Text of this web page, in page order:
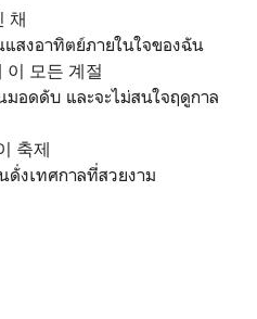
채
สงอาทิตย์ภายในใจของฉัน
이 모든 계절
อดดับ และจะไม่สนใจฤดูกาล
축제
ดั่งเทศกาลที่สวยงาม